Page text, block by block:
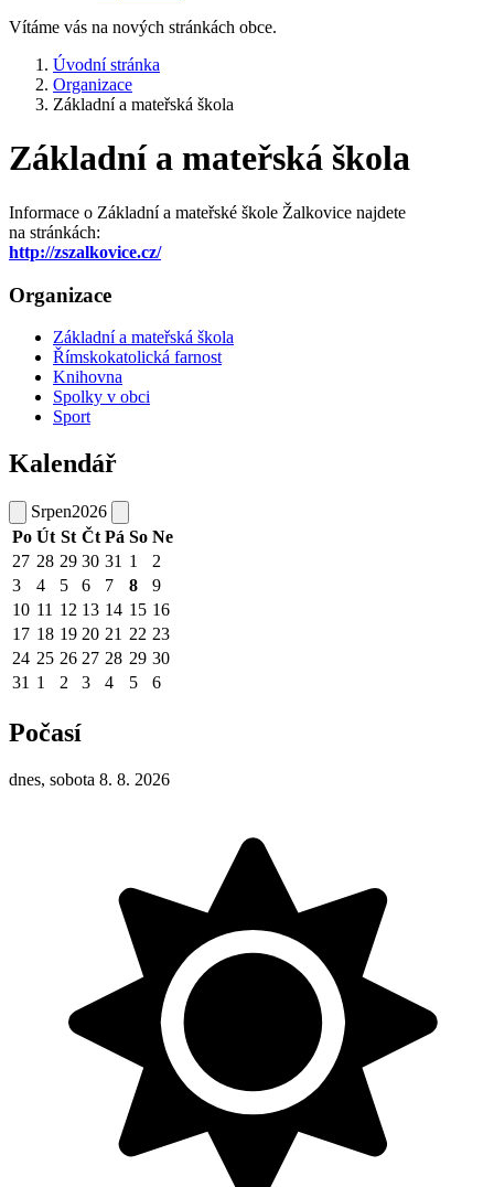
Vítáme vás na nových stránkách obce.
Úvodní stránka
Organizace
Základní a mateřská škola
Základní a mateřská škola
Informace o Základní a mateřské škole Žalkovice najdete
na stránkách:
http://zszalkovice.cz/
Organizace
Základní a mateřská škola
Římskokatolická farnost
Knihovna
Spolky v obci
Sport
Kalendář
Srpen2026
Po Út St Čt Pá So Ne
27 28 29 30 31 1
2
3
4 5 6 7 8
9
10 11 12 13 14 15 16
17 18 19 20 21 22 23
24 25 26 27 28 29 30
31 1 2 3 4 5 6
Počasí
dnes, sobota 8. 8. 2026